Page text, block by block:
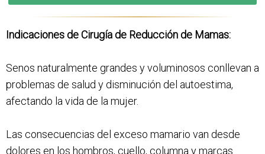
Indicaciones de Cirugía de Reducción de Mamas:
Senos naturalmente grandes y voluminosos conllevan a
problemas de salud y disminución del autoestima,
afectando la vida de la mujer.
Las consecuencias del exceso mamario van desde
dolores en los hombros, cuello, columna y marcas